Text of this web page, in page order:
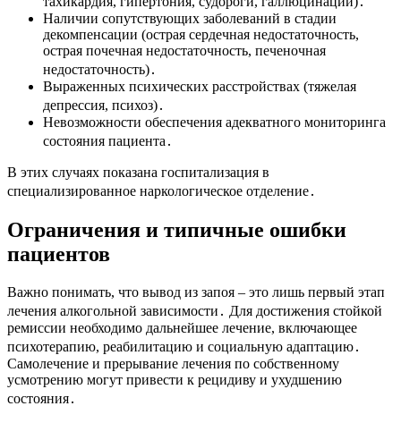
Наличии сопутствующих заболеваний в стадии
декомпенсации (острая сердечная недостаточность,
острая почечная недостаточность, печеночная
недостаточность)․
Выраженных психических расстройствах (тяжелая
депрессия, психоз)․
Невозможности обеспечения адекватного мониторинга
состояния пациента․
В этих случаях показана госпитализация в
специализированное наркологическое отделение․
Ограничения и типичные ошибки
пациентов
Важно понимать, что вывод из запоя – это лишь первый этап
лечения алкогольной зависимости․ Для достижения стойкой
ремиссии необходимо дальнейшее лечение, включающее
психотерапию, реабилитацию и социальную адаптацию․
Самолечение и прерывание лечения по собственному
усмотрению могут привести к рецидиву и ухудшению
состояния․